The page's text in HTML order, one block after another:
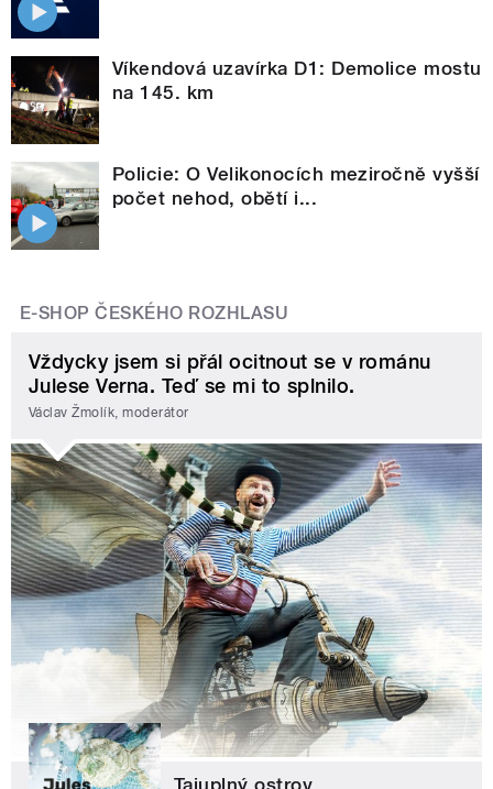
Víkendová uzavírka D1: Demolice mostu
na 145. km
Policie: O Velikonocích meziročně vyšší
počet nehod, obětí i...
E-SHOP ČESKÉHO ROZHLASU
Vždycky jsem si přál ocitnout se v románu
Julese Verna. Teď se mi to splnilo.
Václav Žmolík, moderátor